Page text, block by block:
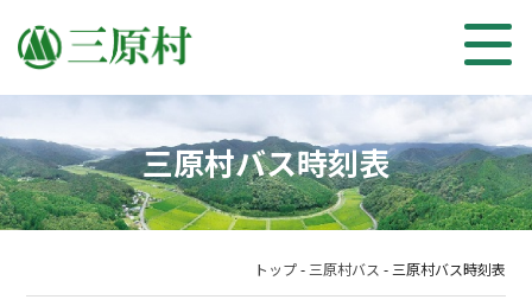
三原村バス時刻表
トップ - 三原村バス - 三原村バス時刻表